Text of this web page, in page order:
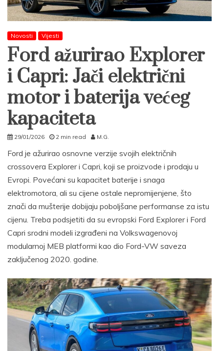
Novosti Vijesti
Ford ažurirao Explorer
i Capri: Jači električni
motor i baterija većeg
kapaciteta
29/01/2026 2 min read M.G.
Ford je ažurirao osnovne verzije svojih električnih
crossovera Explorer i Capri, koji se proizvode i prodaju u
Evropi. Povećani su kapacitet baterije i snaga
elektromotora, ali su cijene ostale nepromijenjene, što
znači da mušterije dobijaju poboljšane performanse za istu
cijenu. Treba podsjetiti da su evropski Ford Explorer i Ford
Capri srodni modeli izgrađeni na Volkswagenovoj
modularnoj MEB platformi kao dio Ford-VW saveza
zaključenog 2020. godine.